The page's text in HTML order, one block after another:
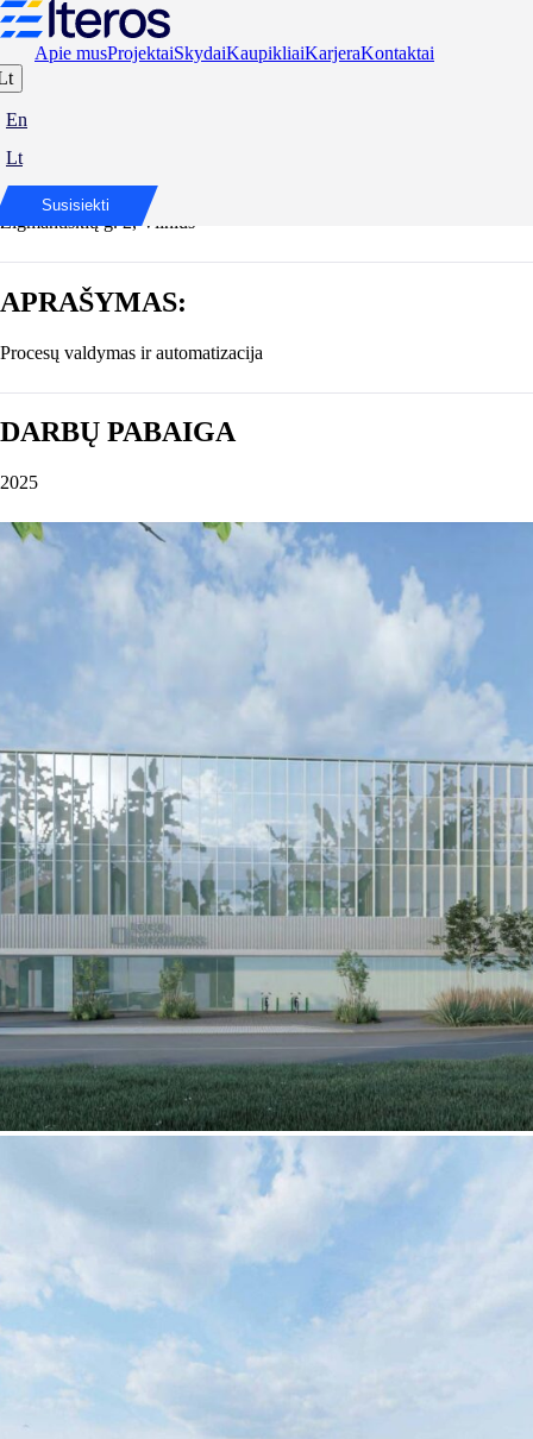
Apie musProjektaiSkydaiKaupikliaiKarjeraKontaktai
En
Lt
Susisiekti
EURO vaistinės logistikos centras
ADRESAS:
Zigmantiškių g. 2, Vilnius
APRAŠYMAS:
Procesų valdymas ir automatizacija
DARBŲ PABAIGA
2025